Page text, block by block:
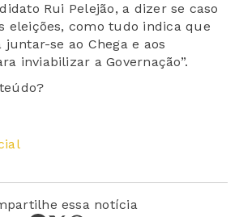
Rui Pelejão, a dizer se caso
eleições, como tudo indica que
se ao Chega e aos
inviabilizar a Governação”.
essa notícia